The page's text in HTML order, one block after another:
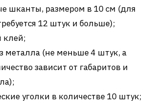
шканты, размером в 10 см (для
12 штук и больше);
клей;
металла (не меньше 4 штук, а
зависит от габаритов и
уголки в количестве 10 штук;